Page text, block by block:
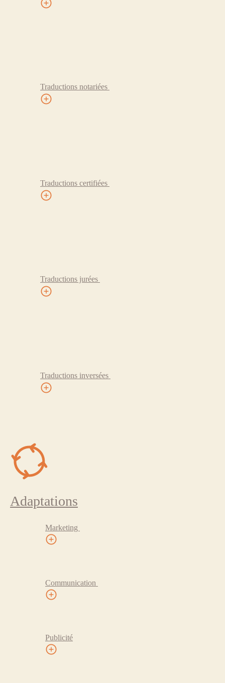
Traductions notariées
Traductions certifiées
Traductions jurées
Traductions inversées
Adaptations
Marketing
Communication
Publicité